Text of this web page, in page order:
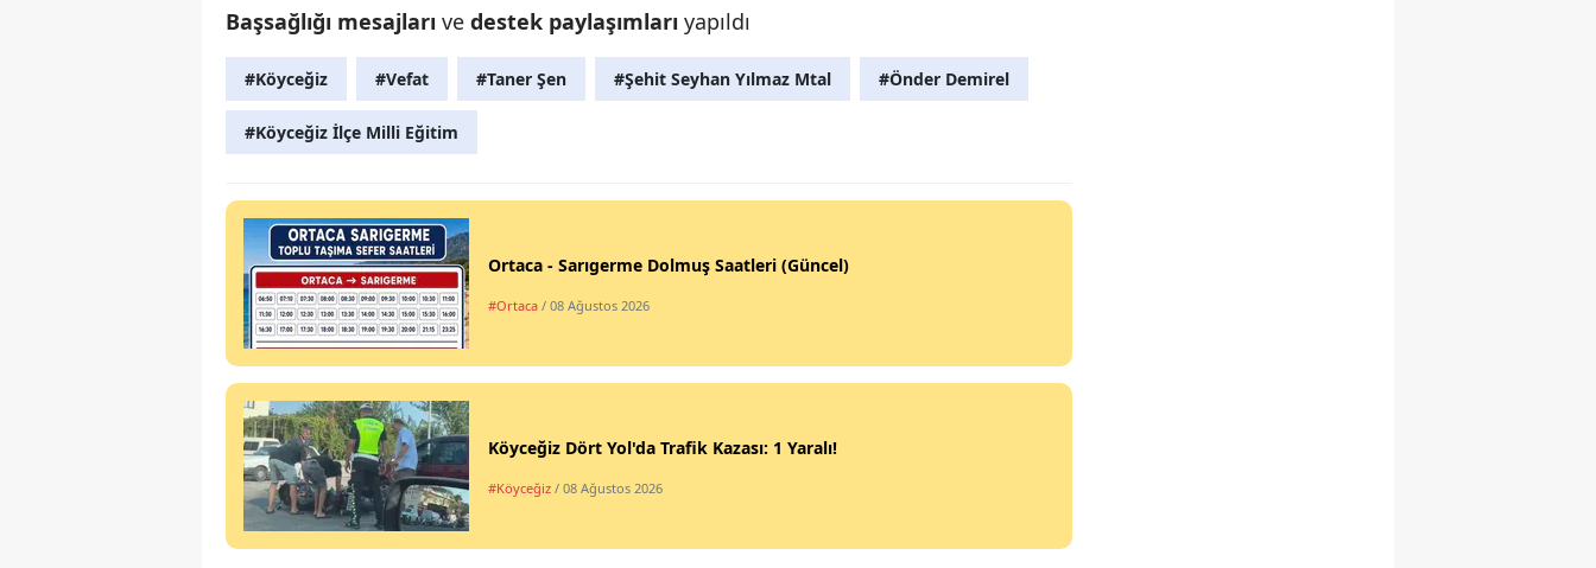
Başsağlığı mesajları ve destek paylaşımları yapıldı
#Köyceğiz #Vefat #Taner Şen #Şehit Seyhan Yılmaz Mtal #Önder Demirel
#Köyceğiz İlçe Milli Eğitim
Ortaca - Sarıgerme Dolmuş Saatleri (Güncel)
#Ortaca / 08 Ağustos 2026
Köyceğiz Dört Yol'da Trafik Kazası: 1 Yaralı!
#Köyceğiz / 08 Ağustos 2026